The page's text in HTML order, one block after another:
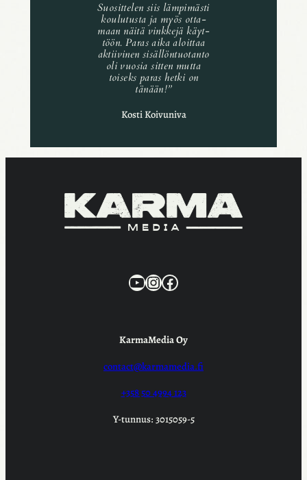
Suosit­te­len siis lämpi­mästi
koulu­tusta ja myös otta­
maan näitä vink­kejä käyt­
töön. Paras aika aloit­taa
aktii­vi­nen sisäl­lön­tuo­tanto
oli vuosia sitten mutta
toiseks paras hetki on
tänään!”
Kosti Koivu­niva
KarmaMedia YouTube
Instagram
Facebook
KarmaMedia Oy
contact@karmamedia.fi
+358 50 4994 123
Y-tunnus: 3015059-5